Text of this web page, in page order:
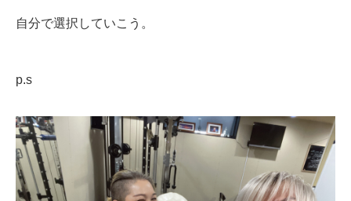
自分で選択していこう。
p.s